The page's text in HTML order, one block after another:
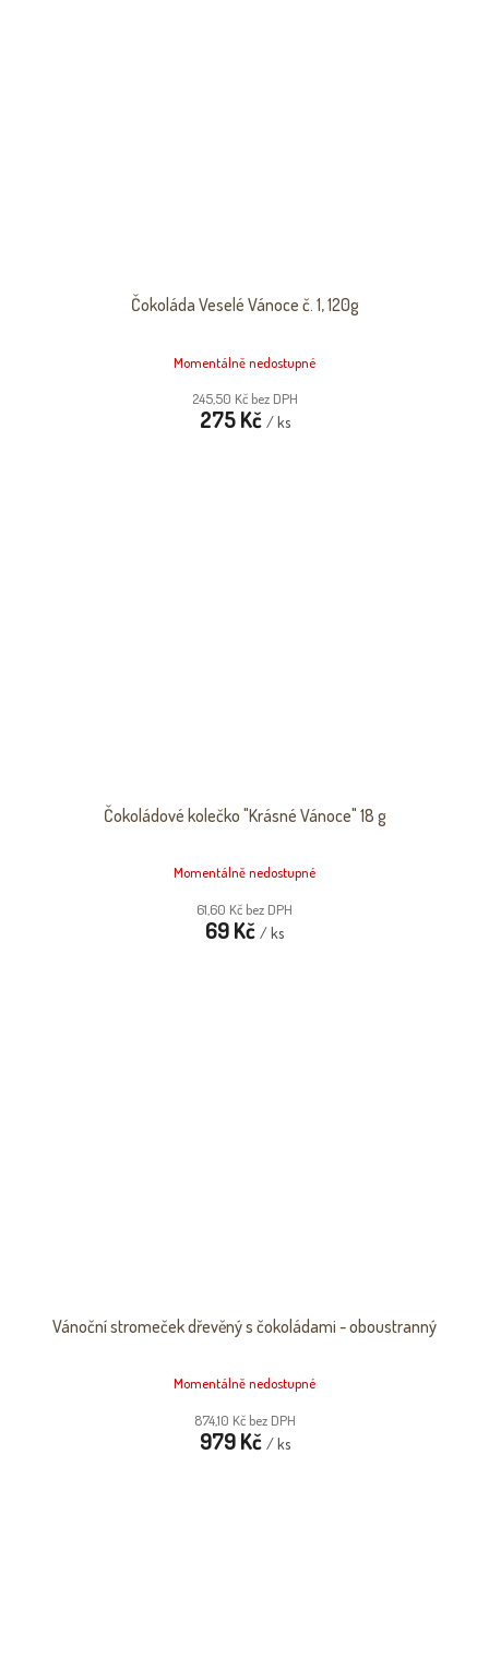
Čokoláda Veselé Vánoce č. 1, 120g
Momentálně nedostupné
245,50 Kč bez DPH
275 Kč / ks
Čokoládové kolečko "Krásné Vánoce" 18 g
Momentálně nedostupné
61,60 Kč bez DPH
69 Kč / ks
Vánoční stromeček dřevěný s čokoládami - oboustranný
Momentálně nedostupné
874,10 Kč bez DPH
979 Kč / ks